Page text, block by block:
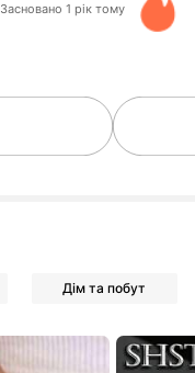
Засновано 1 рік тому
Дім та побут